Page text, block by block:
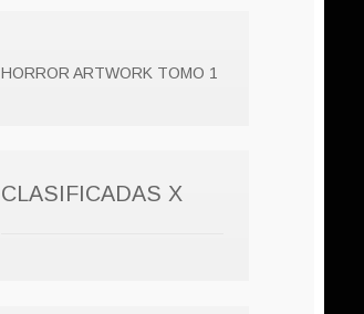
HORROR ARTWORK TOMO 1
CLASIFICADAS X